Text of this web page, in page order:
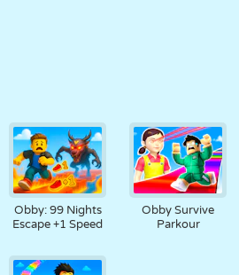
Obby: 99 Nights
Escape +1 Speed
Obby Survive
Parkour